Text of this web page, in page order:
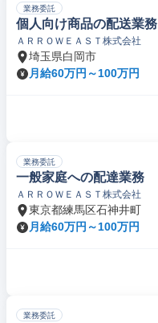
業務委託
個人向け商品の配送業務
ＡＲＲＯＷＥＡＳＴ株式会社
埼玉県白岡市
月給60万円～100万円
業務委託
一般家庭への配達業務
ＡＲＲＯＷＥＡＳＴ株式会社
東京都練馬区石神井町
月給60万円～100万円
業務委託